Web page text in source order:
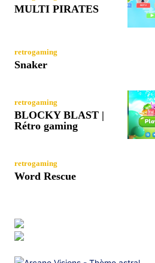
MULTI PIRATES
retrogaming
Snaker
retrogaming
BLOCKY BLAST |
Rétro gaming
retrogaming
Word Rescue